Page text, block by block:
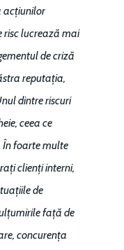
acțiunilor
risc lucrează mai
de criză
reputația,
dintre riscuri
ceea ce
În foarte multe
clienți interni,
de
față de
concurența